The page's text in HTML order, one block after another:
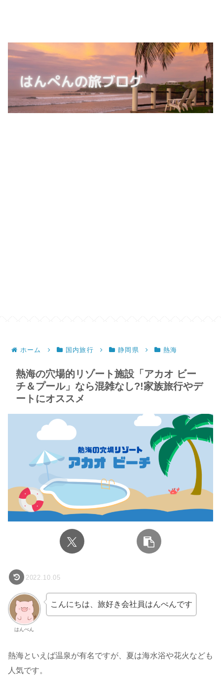
ホーム 国内旅行 静岡県 熱海
熱海の穴場的リゾート施設「アカオ ビー
チ＆プール」なら混雑なし?!家族旅行やデ
ートにオススメ
2022.10.05
はんぺん
こんにちは、旅好き会社員はんぺんです
熱海といえば温泉が有名ですが、夏は海水浴や花火なども
人気です。